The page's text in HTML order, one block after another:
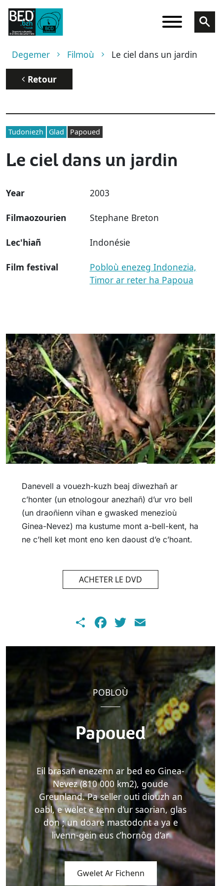
Skip to main content
Breadcrumb
Degemer Filmoù Le ciel dans un jardin
Retour
Tudoniezh Glad Papoued
Le ciel dans un jardin
Year 2003
Filmaozourien Stephane Breton
Lec'hiañ Indonésie
Film festival
Pobloù enezeg Indonezia,
Timor ar reter ha Papoua
Danevell a vouezh-kuzh beaj diwezhañ ar
c’honter (un etnologour anezhañ) d’ur vro bell
(un draoñienn vihan e gwasked menezioù
Ginea-Nevez) ma kustume mont a-bell-kent, ha
ne c’hell ket mont eno ken daoust d’e c’hoant.
ACHETER LE DVD
ShareFacebook
Twitter
POBLOÙ
Papoued
Eil brasañ enezenn ar bed eo Ginea-
Nevez (810 000 km2), goude
Greunland. Pa seller outi diouzh an
oabl, e welet e tenn d’ur saorian, glas
don ; un doare mastodont a ya e
livenn-gein eus c’hornôg d’ar
Gwelet Ar Fichenn